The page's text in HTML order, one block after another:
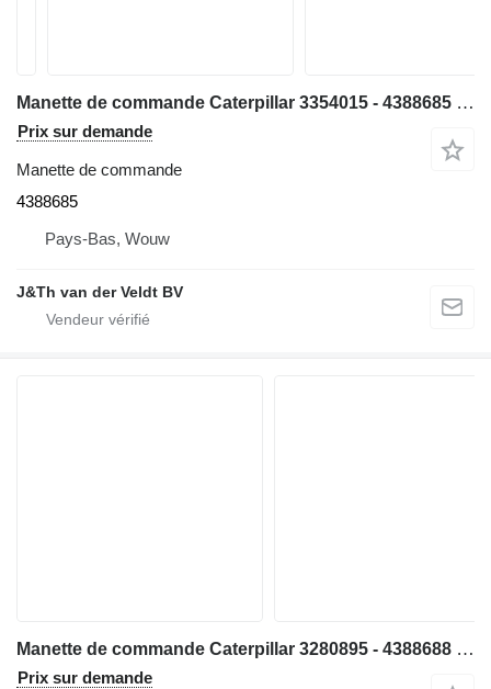
Manette de commande Caterpillar 3354015 - 4388685 pour bulldozer Caterpillar D6T MT440AC
Prix sur demande
Manette de commande
4388685
Pays-Bas, Wouw
J&Th van der Veldt BV
Manette de commande Caterpillar 3280895 - 4388688 pour bulldozer Caterpillar D3K D4K D5K D6K D6K2
Prix sur demande